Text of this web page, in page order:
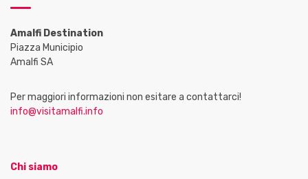
Amalfi Destination
Piazza Municipio
Amalfi SA
Per maggiori informazioni non esitare a contattarci!
info@visitamalfi.info
Chi siamo